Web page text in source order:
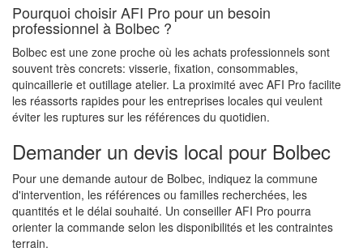
Pourquoi choisir AFI Pro pour un besoin
professionnel à Bolbec ?
Bolbec est une zone proche où les achats professionnels sont
souvent très concrets: visserie, fixation, consommables,
quincaillerie et outillage atelier. La proximité avec AFI Pro facilite
les réassorts rapides pour les entreprises locales qui veulent
éviter les ruptures sur les références du quotidien.
Demander un devis local pour Bolbec
Pour une demande autour de Bolbec, indiquez la commune
d'intervention, les références ou familles recherchées, les
quantités et le délai souhaité. Un conseiller AFI Pro pourra
orienter la commande selon les disponibilités et les contraintes
terrain.